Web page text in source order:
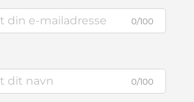
0/100
0/100